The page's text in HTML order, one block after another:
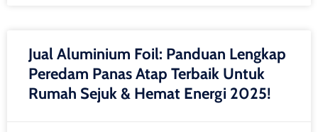
Jual Aluminium Foil: Panduan Lengkap
Peredam Panas Atap Terbaik Untuk
Rumah Sejuk & Hemat Energi 2025!